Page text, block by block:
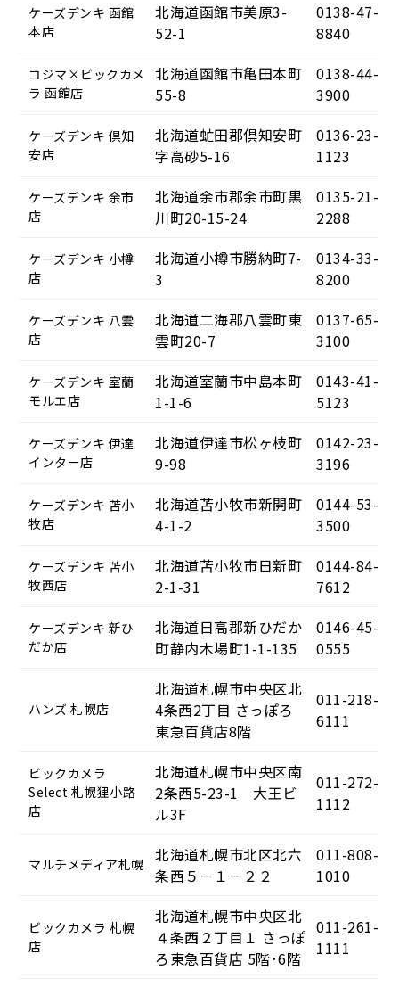
ケーズデンキ 函館
本店
北海道函館市美原3-
52-1
0138-47-
8840
コジマ×ビックカメ
ラ 函館店
北海道函館市亀田本町
55-8
0138-44-
3900
ケーズデンキ 倶知
安店
北海道虻田郡倶知安町
字高砂5-16
0136-23-
1123
ケーズデンキ 余市
店
北海道余市郡余市町黒
川町20-15-24
0135-21-
2288
ケーズデンキ 小樽
店
北海道小樽市勝納町7-
3
0134-33-
8200
ケーズデンキ 八雲
店
北海道二海郡八雲町東
雲町20-7
0137-65-
3100
ケーズデンキ 室蘭
モルエ店
北海道室蘭市中島本町
1-1-6
0143-41-
5123
ケーズデンキ 伊達
インター店
北海道伊達市松ヶ枝町
9-98
0142-23-
3196
ケーズデンキ 苫小
牧店
北海道苫小牧市新開町
4-1-2
0144-53-
3500
ケーズデンキ 苫小
牧西店
北海道苫小牧市日新町
2-1-31
0144-84-
7612
ケーズデンキ 新ひ
だか店
北海道日高郡新ひだか
町静内木場町1-1-135
0146-45-
0555
ハンズ 札幌店
北海道札幌市中央区北
4条西2丁目 さっぽろ
東急百貨店8階
011-218-
6111
ビックカメラ
Select 札幌狸小路
店
北海道札幌市中央区南
2条西5-23-1 大王ビ
ル3F
011-272-
1112
マルチメディア札幌
北海道札幌市北区北六
条西５－１－２２
011-808-
1010
ビックカメラ 札幌
店
北海道札幌市中央区北
４条西２丁目１ さっぽ
ろ東急百貨店 5階･6階
011-261-
1111